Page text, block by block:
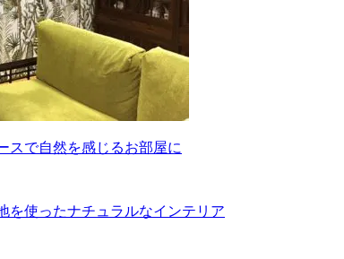
スで自然を感じるお部屋に
を使ったナチュラルなインテリア